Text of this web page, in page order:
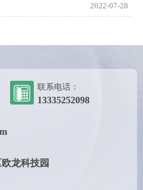
2022-07-28
联系电话：
13335252098
龙科技园